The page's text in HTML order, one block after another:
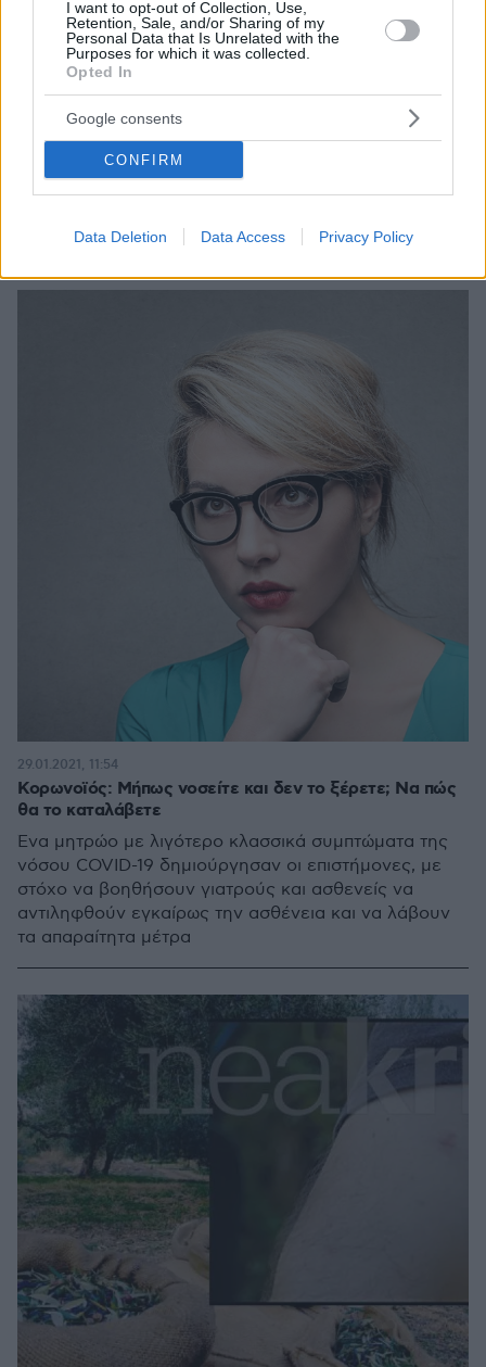
I want to opt-out of Collection, Use,
Retention, Sale, and/or Sharing of my
Personal Data that Is Unrelated with the
Purposes for which it was collected.
Opted In
Google consents
CONFIRM
Data Deletion Data Access Privacy Policy
Δέρμα: Εξανθήματα λόγω στρες – Πώς θα τα
Το έντονο άγχος μπορεί να εκφραστεί με διάφορους
τρόπους στον οργανισμό μας. Ένας από αυτούς είναι
και η κνίδωση, μια μορφή ενοχλητικού εξανθήματος
κάνετε για να το αντιμετωπίσετε
21.04.2022, 14:04
Κορωνοϊός: Μήπως νοσείτε και δεν το ξέρετε; Να πώς
θα το καταλάβετε
Ένα μητρώο με λιγότερο κλασσικά συμπτώματα της
νόσου COVID-19 δημιούργησαν οι επιστήμονες, με
στόχο να βοηθήσουν γιατρούς και ασθενείς να
αντιληφθούν εγκαίρως την ασθένεια και να λάβουν
τα απαραίτητα μέτρα
29.01.2021, 11:54